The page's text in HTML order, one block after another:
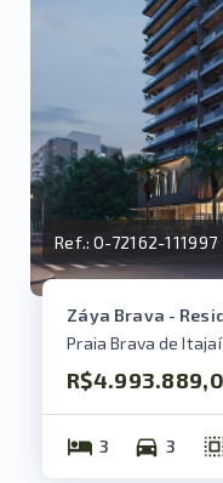
Ref.:O-72162-111997
Záya Brava -
Praia Brava de
3 3